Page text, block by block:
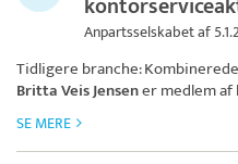
Anpartsselskabet af
Tidligere branche:
Britta Veis Jensener medlem
SE MERE